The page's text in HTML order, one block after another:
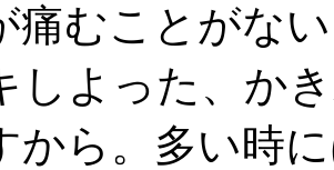
痛むことがな
しよった、か
から。多い時